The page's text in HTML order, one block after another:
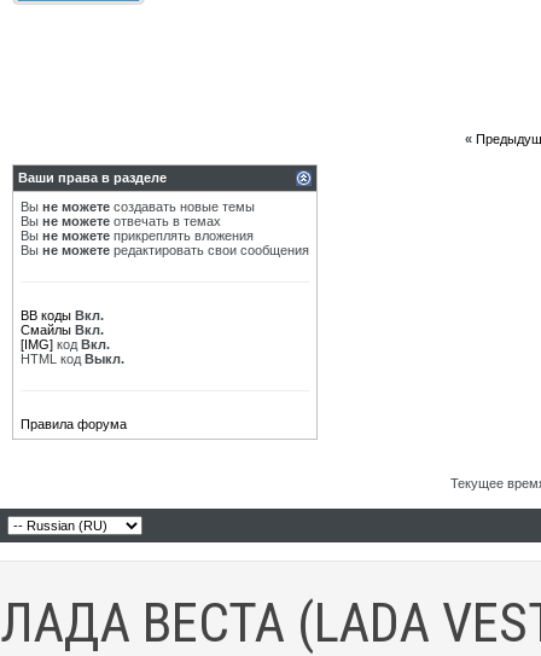
«
Ваши права в разделе
Вы не можете создавать новые темы
Вы не можете отвечать в темах
Вы не можете прикреплять вложения
Вы не можете редактировать свои сообщения
BB коды Вкл.
Смайлы Вкл.
[IMG] код Вкл.
HTML код Выкл.
Правила форума
Текущее
ЛАДА ВЕСТА (LADA